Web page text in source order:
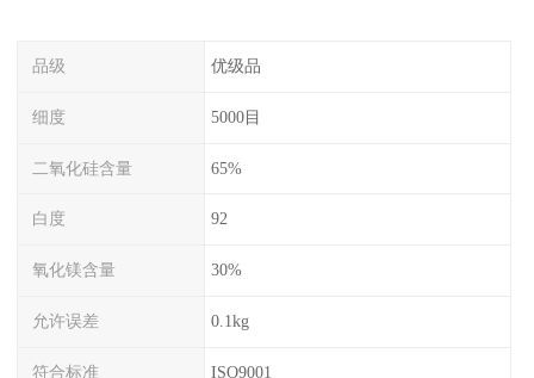
品级 优级品
细度 5000目
二氧化硅含量 65%
白度 92
氧化镁含量 30%
允许误差 0.1kg
符合标准 ISO9001